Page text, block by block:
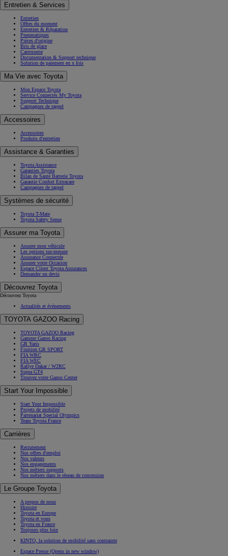
Entretien & Services
Entretien
Offres du moment
Entretien & Réparation
Pneumatiques
Pièces d'origine
Bris de glace
Carrosserie
Documentation & Support technique
Solution de paiement en x fois
Ma Vie avec Toyota
Mon Espace Toyota
Service Connectés My Toyota
Support Technique
Campagnes de rappel
Accessoires
Accessoires
Produits d'entretien
Assistance & Garanties
Toyota Assistance
Garanties Toyota
Bilan de Santé Batterie Toyota
Garantie Confort Extracare
Campagnes de rappel
Systèmes de sécurité
Toyota T-Mate
Toyota Safety Sense
Assurer ma Toyota
Assurer mon véhicule
Les options sur-mesure
Assurance Connectée
Assurer votre Occasion
Espace Client Toyota Assurances
Demander un devis
Découvrez Toyota
Découvrez Toyota
Actualités et évènements
TOYOTA GAZOO Racing
TOYOTA GAZOO Racing
Gamme Gazoo Racing
GR Yaris
Finition GR SPORT
FIA WRC
FIA WEC
Rallye Dakar / W2RC
Supra GT4
Trouvez votre Gazoo Center
Start Your Impossible
Start Your Impossible
Projets de mobilité
Partenariat Special Olympics
Team Toyota France
Carrières
Recrutement
Nos offres d'emploi
Nos valeurs
Nos engagements
Nos métiers supports
Nos métiers dans le réseau de concession
Le Groupe Toyota
A propos de nous
Histoire
Toyota en Europe
Toyota et vous
Toyota en France
Toujours plus loin
KINTO, la solution de mobilité sans contrainte
Espace Presse (Opens in new window)